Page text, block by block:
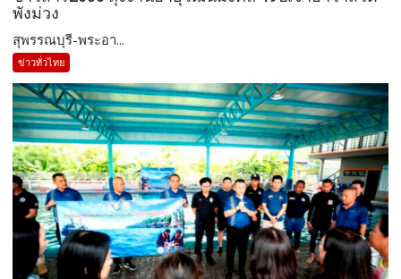
พังม่วง
สุพรรณบุรี-พระอา...
ข่าวทั่วไทย